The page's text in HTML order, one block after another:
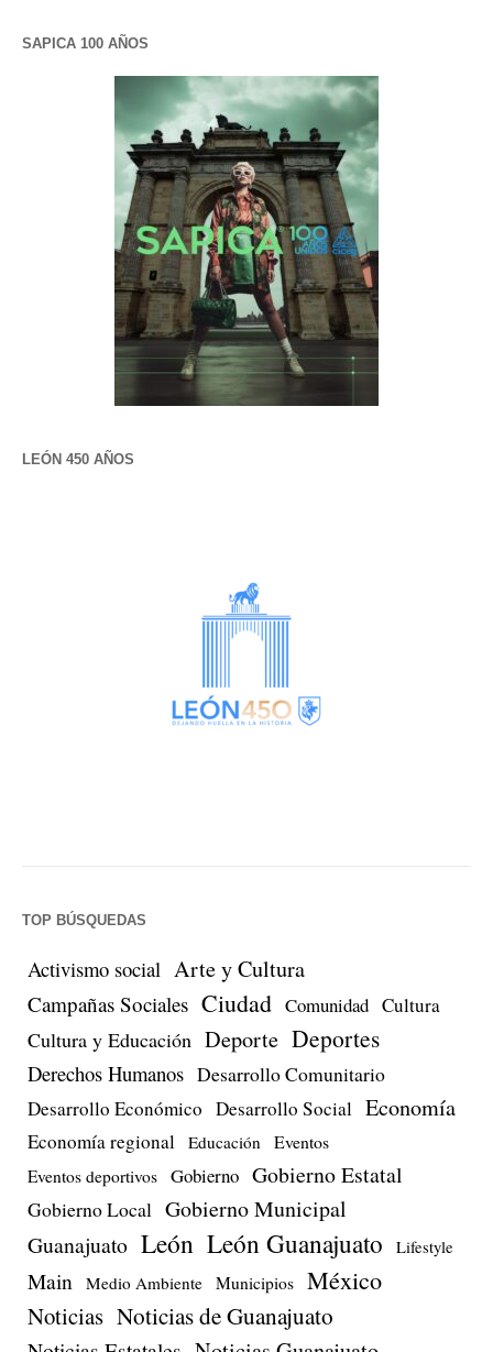
SAPICA 100 AÑOS
LEÓN 450 AÑOS
TOP BÚSQUEDAS
Activismo social Arte y Cultura
Campañas Sociales Ciudad Comunidad Cultura
Cultura y Educación Deporte Deportes
Derechos Humanos Desarrollo Comunitario
Desarrollo Económico Desarrollo Social Economía
Economía regional Educación Eventos
Eventos deportivos Gobierno Gobierno Estatal
Gobierno Local Gobierno Municipal
Guanajuato León León Guanajuato Lifestyle
Main Medio Ambiente Municipios México
Noticias Noticias de Guanajuato